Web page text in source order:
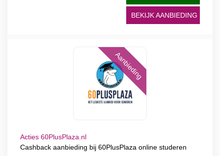
BEKIJK AANBIEDING
Aanbieding
Acties 60PlusPlaza.nl
Cashback aanbieding bij 60PlusPlaza online studeren